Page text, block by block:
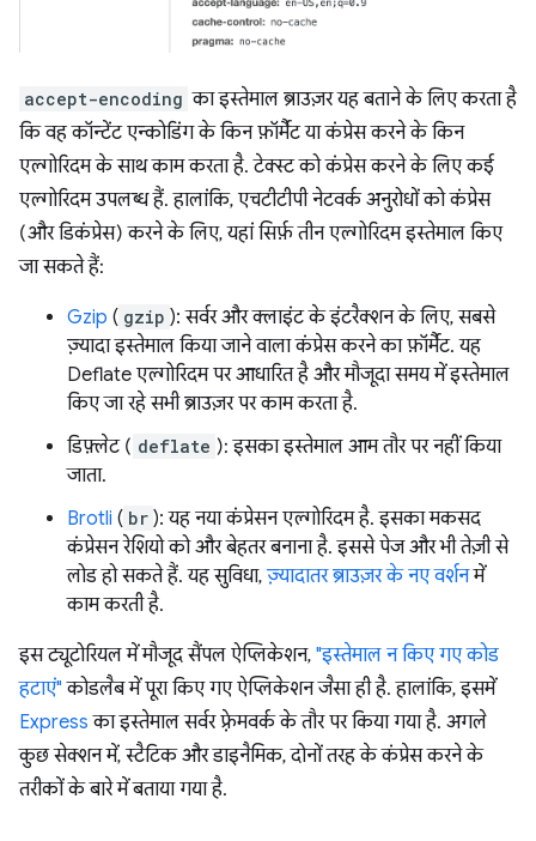
accept-encoding का इस्तेमाल ब्राउज़र यह बताने के लिए करता है
कि वह कॉन्टेंट एन्कोडिंग के किन फ़ॉर्मैट या कंप्रेस करने के किन
एल्गोरिदम के साथ काम करता है. टेक्स्ट को कंप्रेस करने के लिए कई
एल्गोरिदम उपलब्ध हैं. हालांकि, एचटीटीपी नेटवर्क अनुरोधों को कंप्रेस
(और डिकंप्रेस) करने के लिए, यहां सिर्फ़ तीन एल्गोरिदम इस्तेमाल किए
जा सकते हैं:
Gzip ( gzip ): सर्वर और क्लाइंट के इंटरैक्शन के लिए, सबसे
ज़्यादा इस्तेमाल किया जाने वाला कंप्रेस करने का फ़ॉर्मैट. यह
Deflate एल्गोरिदम पर आधारित है और मौजूदा समय में इस्तेमाल
किए जा रहे सभी ब्राउज़र पर काम करता है.
डिफ़्लेट ( deflate ): इसका इस्तेमाल आम तौर पर नहीं किया
जाता.
Brotli ( br ): यह नया कंप्रेसन एल्गोरिदम है. इसका मकसद
कंप्रेसन रेशियो को और बेहतर बनाना है. इससे पेज और भी तेज़ी से
लोड हो सकते हैं. यह सुविधा, ज़्यादातर ब्राउज़र के नए वर्शनमें
काम करती है.
इस ट्यूटोरियल में मौजूद सैंपल ऐप्लिकेशन, "इस्तेमाल न किए गए कोड
हटाएं" कोडलैब में पूरा किए गए ऐप्लिकेशन जैसा ही है. हालांकि, इसमें
Express का इस्तेमाल सर्वर फ़्रेमवर्क के तौर पर किया गया है. अगले
कुछ सेक्शन में, स्टैटिक और डाइनैमिक, दोनों तरह के कंप्रेस करने के
तरीकों के बारे में बताया गया है.